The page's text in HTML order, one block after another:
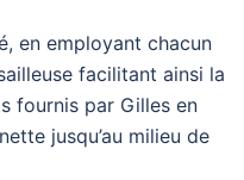
en employant chacun
facilitant ainsi la
fournis par Gilles en
jusqu’au milieu de